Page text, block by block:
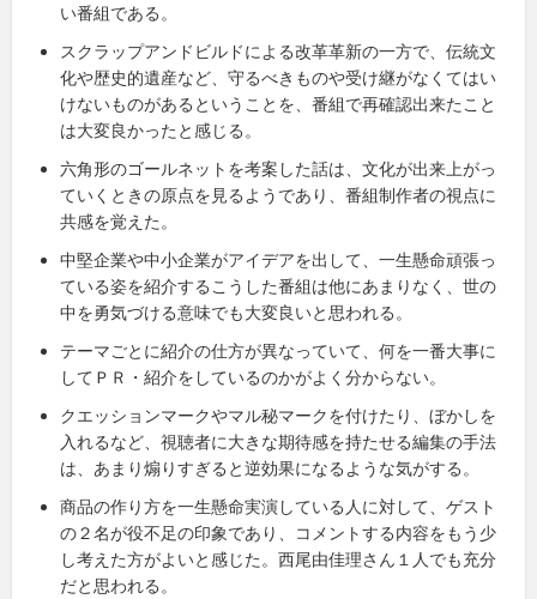
い番組である。
スクラップアンドビルドによる改革革新の一方で、伝統文
化や歴史的遺産など、守るべきものや受け継がなくてはい
けないものがあるということを、番組で再確認出来たこと
は大変良かったと感じる。
六角形のゴールネットを考案した話は、文化が出来上がっ
ていくときの原点を見るようであり、番組制作者の視点に
共感を覚えた。
中堅企業や中小企業がアイデアを出して、一生懸命頑張っ
ている姿を紹介するこうした番組は他にあまりなく、世の
中を勇気づける意味でも大変良いと思われる。
テーマごとに紹介の仕方が異なっていて、何を一番大事に
してＰＲ・紹介をしているのかがよく分からない。
クエッションマークやマル秘マークを付けたり、ぼかしを
入れるなど、視聴者に大きな期待感を持たせる編集の手法
は、あまり煽りすぎると逆効果になるような気がする。
商品の作り方を一生懸命実演している人に対して、ゲスト
の２名が役不足の印象であり、コメントする内容をもう少
し考えた方がよいと感じた。西尾由佳理さん１人でも充分
だと思われる。